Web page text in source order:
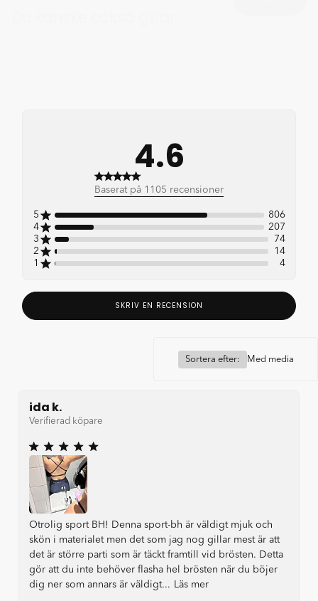
4.6
4.6 out of 5 stars 1105
Baserat på 1105 recensioner
5
806
4
207
3
74
2
14
1
4
SKRIV EN RECENSION
Sortera efter: Med media
ida k.
Verifierad köpare
Otrolig sport BH! Denna sport-bh är väldigt mjuk och
skön i materialet men det som jag nog gillar mest är att
det är större parti som är täckt framtill vid brösten. Detta
gör att du inte behöver flasha hel brösten när du böjer
dig ner som annars är väldigt...
Läs mer